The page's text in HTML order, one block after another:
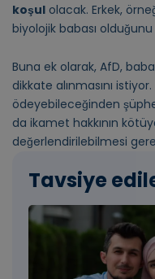
koşul olacak. Erkek,
biyolojik babası
Buna ek olarak, AfD,
dikkate alınmasını
ödeyebileceğinden
da ikamet hakkının
değerlendirilebilmesi
Tavsiye